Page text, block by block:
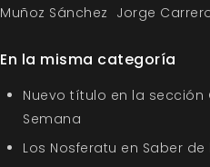
Muñoz Sánchez Jorge
En la misma categoría
Nuevo título en la sección
Semana
Los Nosferatu en Saber